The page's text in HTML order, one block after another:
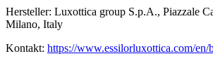
Hersteller: Luxottica group S.p.A., Piazzale
Milano, Italy
Kontakt: https://www.essilorluxottica.com/en/